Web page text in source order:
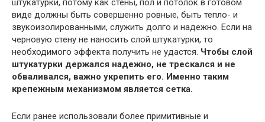
виде должны быть совершенно ровные, быть тепло- и
звукоизолированными, служить долго и надежно. Если на
черновую стену не наносить слой штукатурки, то
необходимого эффекта получить не удастся. Чтобы слой
штукатурки держался надежно, не трескался и не
обваливался, важно укрепить его. Именно таким
крепежным механизмом является сетка.
Если ранее использовали более примитивные и